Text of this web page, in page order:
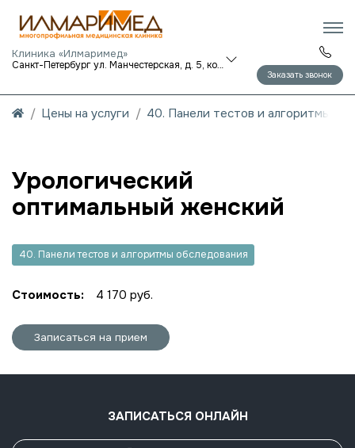
Клиника «Илмаримед»
Санкт-Петербург ул. Манчестерская, д. 5, корп. 1
Заказать звонок
Цены на услуги 40. Панели тестов и алгоритмы
Урологический
оптимальный женский
40. Панели тестов и алгоритмы обследования
Стоимость: 4 170 руб.
Записаться на прием
ЗАПИСАТЬСЯ ОНЛАЙН